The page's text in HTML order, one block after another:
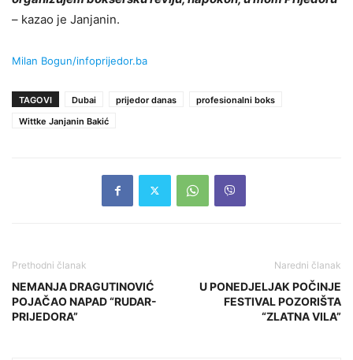
– kazao je Janjanin.
Milan Bogun/infoprijedor.ba
TAGOVI Dubai prijedor danas
profesionalni boks
Wittke Janjanin Bakić
Prethodni članak
NEMANJA DRAGUTINOVIĆ
POJAČAO NAPAD “RUDAR-
PRIJEDORA”
Naredni članak
U PONEDJELJAK POČINJE
FESTIVAL POZORIŠTA
“ZLATNA VILA”